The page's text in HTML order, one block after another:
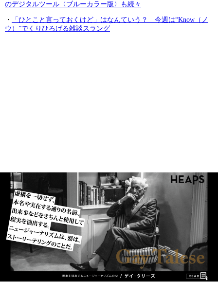
のデジタルツール〈ブルーカラー版〉も続々
・
「ひとこと言っておくけど」はなんていう？ 今週は“Know（ノ
ウ）”でくりひろげる雑談スラング